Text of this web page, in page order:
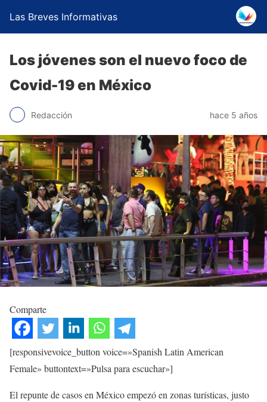
Las Breves Informativas
Los jóvenes son el nuevo foco de
Covid-19 en México
Redacción hace 5 años
Comparte
[responsivevoice_button voice=»Spanish Latin American
Female» buttontext=»Pulsa para escuchar»]
El repunte de casos en México empezó en zonas turísticas, justo